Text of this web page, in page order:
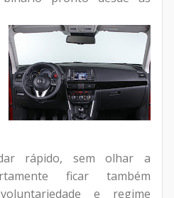
rápido, sem olhar a
ficar também
e regime